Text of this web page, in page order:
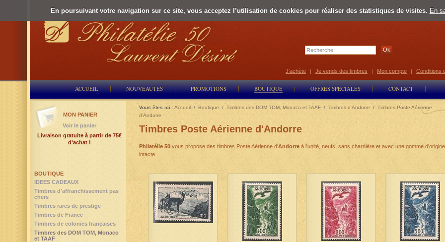
En poursuivant votre navigation sur ce site, vous acceptez l’utilisation de cookies pour réaliser des statistiques de visites. En
Select
ACCUEIL NOUVEAUTÉS PROMOTIONS BOUTIQUE OFFRES SPÉCIALES CONTACT
J'achète | Je vends des timbres | Mon compte | Conditions
Vous êtes ici :Accueil / Boutique /Timbres des DOM TOM, Monaco et TAAF / Timbres d'Andorre / Timbres Poste Aérienne
d'Andorre
Timbres Poste Aérienne d'Andorre
Philatélie 50 vous propose des timbres Poste Aérienne d'Andorre à l'unité, neufs, sans charnière et avec une gomme d'origine
intacte.
BOUTIQUE
IDEES CADEAUX
Timbres d'affranchissement pas
chers
Timbres rares de prestige
Timbres de France
Timbres de colonies françaises
Timbres des DOM TOM, Monaco
et TAAF
MON PANIER
Voir le panier
Livraison gratuite à partir de 75€
d'achat !